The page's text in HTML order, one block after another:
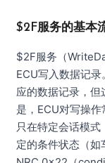
$2F服务的基本
$2F服务（
ECU写入数据记
应的数据记录，
是，ECU对写操
只在特定会话模
定的条件状态（